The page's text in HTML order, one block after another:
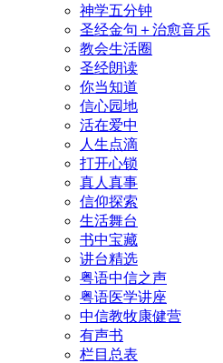
神学五分钟
圣经金句＋治愈音乐
教会生活圈
圣经朗读
你当知道
信心园地
活在爱中
人生点滴
打开心锁
真人真事
信仰探索
生活舞台
书中宝藏
讲台精选
粤语中信之声
粤语医学讲座
中信教牧康健营
有声书
栏目总表